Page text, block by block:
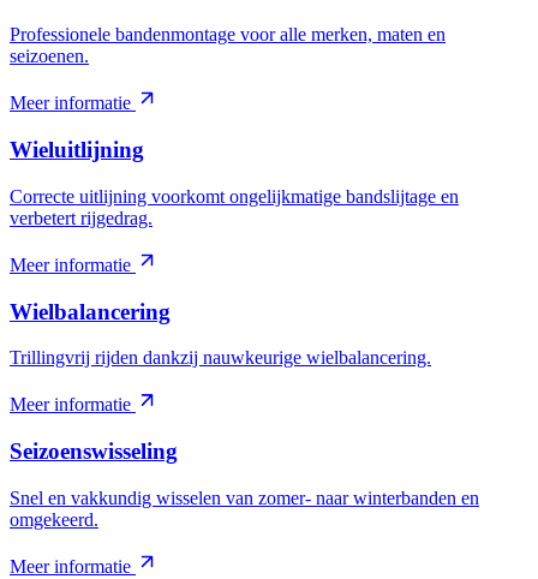
Professionele bandenmontage voor alle merken, maten en
seizoenen.
Meer informatie
Wieluitlijning
Correcte uitlijning voorkomt ongelijkmatige bandslijtage en
verbetert rijgedrag.
Meer informatie
Wielbalancering
Trillingvrij rijden dankzij nauwkeurige wielbalancering.
Meer informatie
Seizoenswisseling
Snel en vakkundig wisselen van zomer- naar winterbanden en
omgekeerd.
Meer informatie